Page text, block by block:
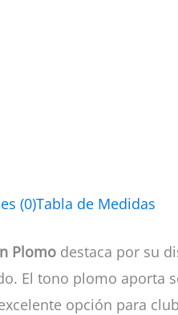
(0)Tabla de Medidas
Plomo destaca por su
El tono plomo aporta
opción para